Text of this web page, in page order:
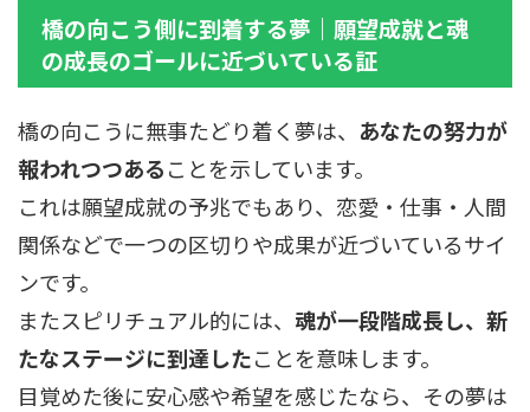
橋の向こう側に到着する夢｜願望成就と魂
の成長のゴールに近づいている証
橋の向こうに無事たどり着く夢は、 あなたの努力が
報われつつあることを示しています。
これは願望成就の予兆でもあり、恋愛・仕事・人間
関係などで一つの区切りや成果が近づいているサイ
ンです。
またスピリチュアル的には、 魂が一段階成長し、新
たなステージに到達したことを意味します。
目覚めた後に安心感や希望を感じたなら、その夢は